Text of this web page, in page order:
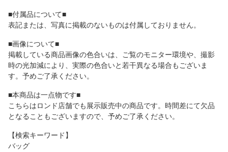
■付属品について■
表記または、写真に掲載のないものは付属しておりません。
■画像について■
掲載している商品画像の色合いは、ご覧のモニター環境や、撮影
時の光加減により、実際の色合いと若干異なる場合もございま
す。予めご了承ください。
■本商品は一点物です■
こちらはロンド店舗でも展示販売中の商品です。時間差にて欠品
となることもございますので、予めご了承ください。
【検索キーワード】
バッグ